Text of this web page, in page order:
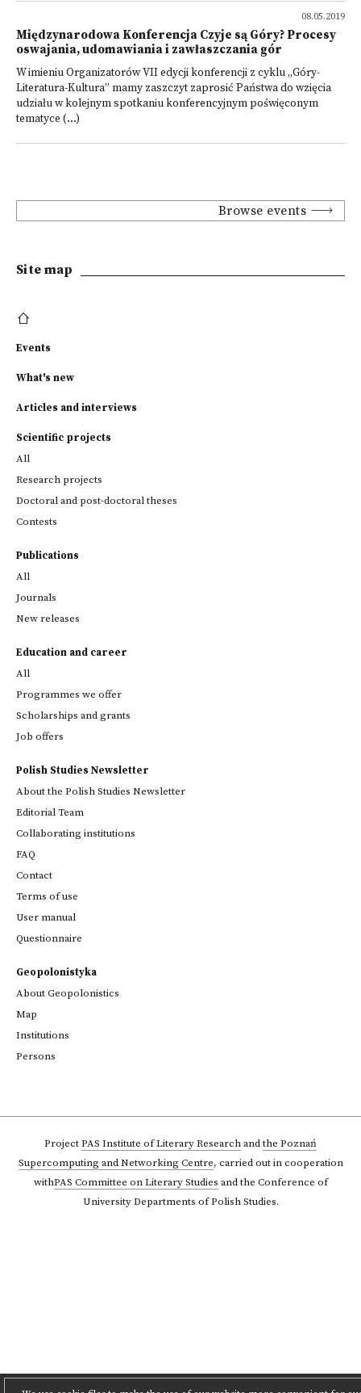
08.05.2019
Międzynarodowa Konferencja Czyje są Góry? Procesy
oswajania, udomawiania i zawłaszczania gór
W imieniu Organizatorów VII edycji konferencji z cyklu „Góry-
Literatura-Kultura” mamy zaszczyt zaprosić Państwa do wzięcia
udziału w kolejnym spotkaniu konferencyjnym poświęconym
tematyce (...)
Browse events
Site map
Events
What's new
Articles and interviews
Scientific projects
All
Research projects
Doctoral and post-doctoral theses
Contests
Publications
All
Journals
New releases
Education and career
All
Programmes we offer
Scholarships and grants
Job offers
Polish Studies Newsletter
About the Polish Studies Newsletter
Editorial Team
Collaborating institutions
FAQ
Contact
Terms of use
User manual
Questionnaire
Geopolonistyka
About Geopolonistics
Map
Institutions
Persons
ProjectPAS Institute of Literary Researchandthe Poznań
Supercomputing and Networking Centre, carried out in cooperation
withPAS Committee on Literary Studies and the Conference of
University Departments of Polish Studies.